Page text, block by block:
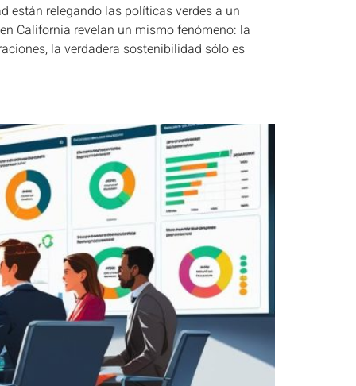
están relegando las políticas verdes a un
California revelan un mismo fenómeno: la
la verdadera sostenibilidad sólo es